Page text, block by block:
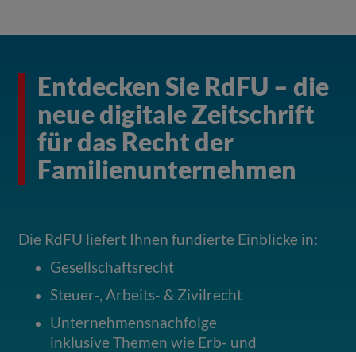
Entdecken Sie RdFU – die
neue digitale Zeitschrift
für das Recht der
Familienunternehmen
Die RdFU liefert Ihnen fundierte Einblicke in:
Gesellschaftsrecht
Steuer-, Arbeits- & Zivilrecht
Unternehmensnachfolge
inklusive Themen wie Erb- und